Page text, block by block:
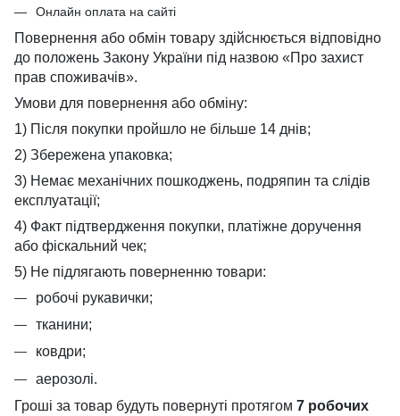
Онлайн оплата на сайті
Повернення або обмін товару здійснюється відповідно
до положень Закону України під назвою «Про захист
прав споживачів».
Умови для повернення або обміну:
1) Після покупки пройшло не більше 14 днів;
2) Збережена упаковка;
3) Немає механічних пошкоджень, подряпин та слідів
експлуатації;
4) Факт підтвердження покупки, платіжне доручення
або фіскальний чек;
5) Не підлягають поверненню товари:
робочі рукавички;
тканини;
ковдри;
аерозолі.
Гроші за товар будуть повернуті протягом 7 робочих